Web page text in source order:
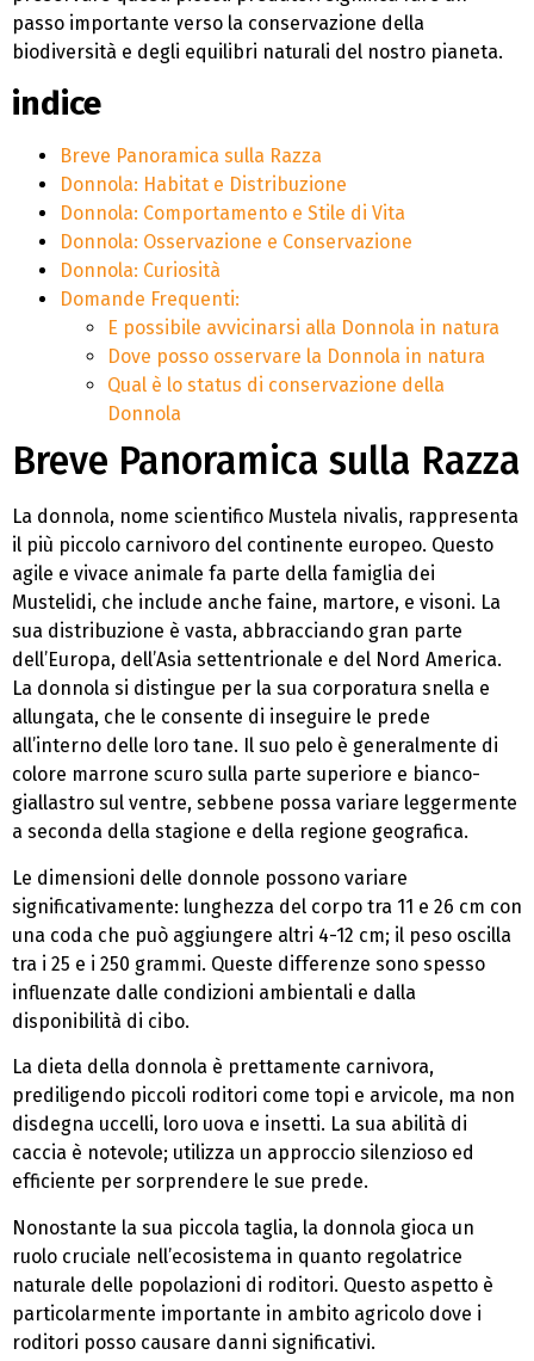
passo importante verso la conservazione della
biodiversità e degli equilibri naturali del nostro pianeta.
indice
Breve Panoramica sulla Razza
Donnola: Habitat e Distribuzione
Donnola: Comportamento e Stile di Vita
Donnola: Osservazione e Conservazione
Donnola: Curiosità
Domande Frequenti:
E possibile avvicinarsi alla Donnola in natura
Dove posso osservare la Donnola in natura
Qual è lo status di conservazione della
Donnola
Breve Panoramica sulla Razza
La donnola, nome scientifico Mustela nivalis, rappresenta
il più piccolo carnivoro del continente europeo. Questo
agile e vivace animale fa parte della famiglia dei
Mustelidi, che include anche faine, martore, e visoni. La
sua distribuzione è vasta, abbracciando gran parte
dell’Europa, dell’Asia settentrionale e del Nord America.
La donnola si distingue per la sua corporatura snella e
allungata, che le consente di inseguire le prede
all’interno delle loro tane. Il suo pelo è generalmente di
colore marrone scuro sulla parte superiore e bianco-
giallastro sul ventre, sebbene possa variare leggermente
a seconda della stagione e della regione geografica.
Le dimensioni delle donnole possono variare
significativamente: lunghezza del corpo tra 11 e 26 cm con
una coda che può aggiungere altri 4-12 cm; il peso oscilla
tra i 25 e i 250 grammi. Queste differenze sono spesso
influenzate dalle condizioni ambientali e dalla
disponibilità di cibo.
La dieta della donnola è prettamente carnivora,
prediligendo piccoli roditori come topi e arvicole, ma non
disdegna uccelli, loro uova e insetti. La sua abilità di
caccia è notevole; utilizza un approccio silenzioso ed
efficiente per sorprendere le sue prede.
Nonostante la sua piccola taglia, la donnola gioca un
ruolo cruciale nell’ecosistema in quanto regolatrice
naturale delle popolazioni di roditori. Questo aspetto è
particolarmente importante in ambito agricolo dove i
roditori posso causare danni significativi.